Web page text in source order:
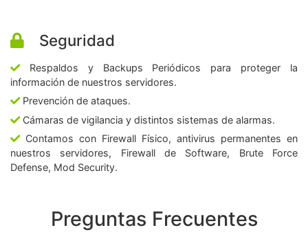
Seguridad
Respaldos y Backups Periódicos para proteger la
información de nuestros servidores.
Prevención de ataques.
Cámaras de vigilancia y distintos sistemas de alarmas.
Contamos con Firewall Físico, antivirus permanentes en
nuestros servidores, Firewall de Software, Brute Force
Defense, Mod Security.
Preguntas Frecuentes